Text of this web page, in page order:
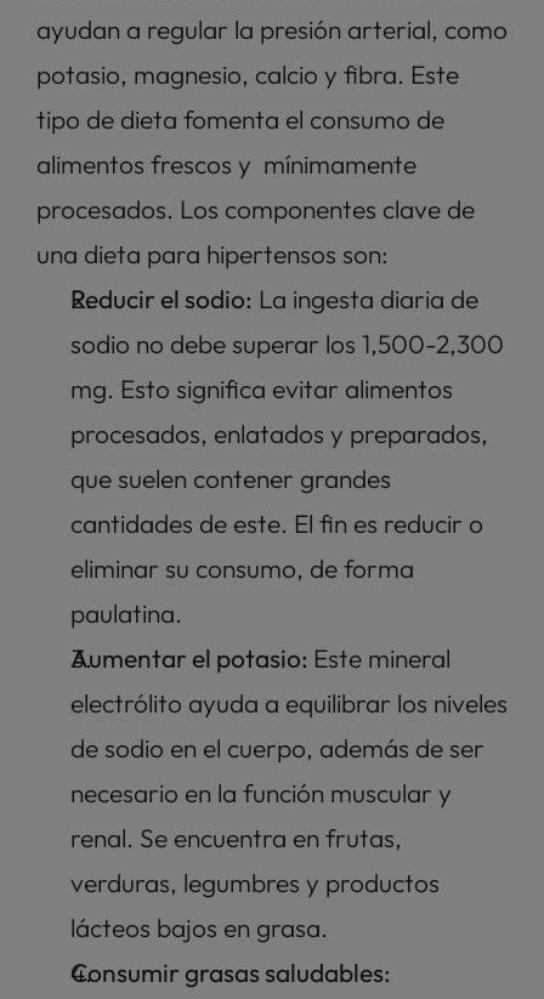
ayudan a regular la presión arterial, como
potasio, magnesio, calcio y fibra. Este
tipo de dieta fomenta el consumo de
alimentos frescos y  mínimamente
procesados. Los componentes clave de
una dieta para hipertensos son:
Reducir el sodio: La ingesta diaria de
sodio no debe superar los 1,500-2,300
mg. Esto significa evitar alimentos
procesados, enlatados y preparados,
que suelen contener grandes
cantidades de este. El fin es reducir o
eliminar su consumo, de forma
paulatina.
Aumentar el potasio: Este mineral
electrólito ayuda a equilibrar los niveles
de sodio en el cuerpo, además de ser
necesario en la función muscular y
renal. Se encuentra en frutas,
verduras, legumbres y productos
lácteos bajos en grasa.
Consumir grasas saludables: